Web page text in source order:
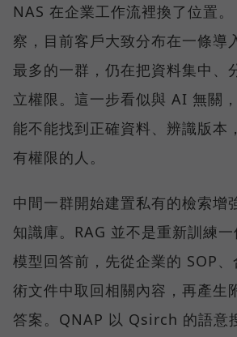
NAS 在企業工作流裡換了位置
察，目前客戶大致分布在一條導
最多的一群，仍在把資料集中、
立權限。這一步看似與 AI 無關
能不能找到正確資料、辨識版本
有權限的人。
中間一群開始建置私有的檢索增
知識庫。RAG 並不是重新訓練
模型回答前，先從企業的 SOP
術文件中取回相關內容，再產生
答案。QNAP 以 Qsirch 的語意